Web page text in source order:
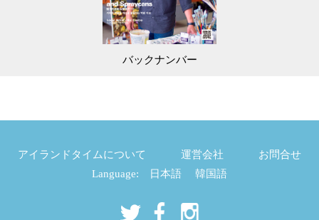
バックナンバー
アイランドタイムについて 運営会社
お問合せ
Language:
日本語 韓国語